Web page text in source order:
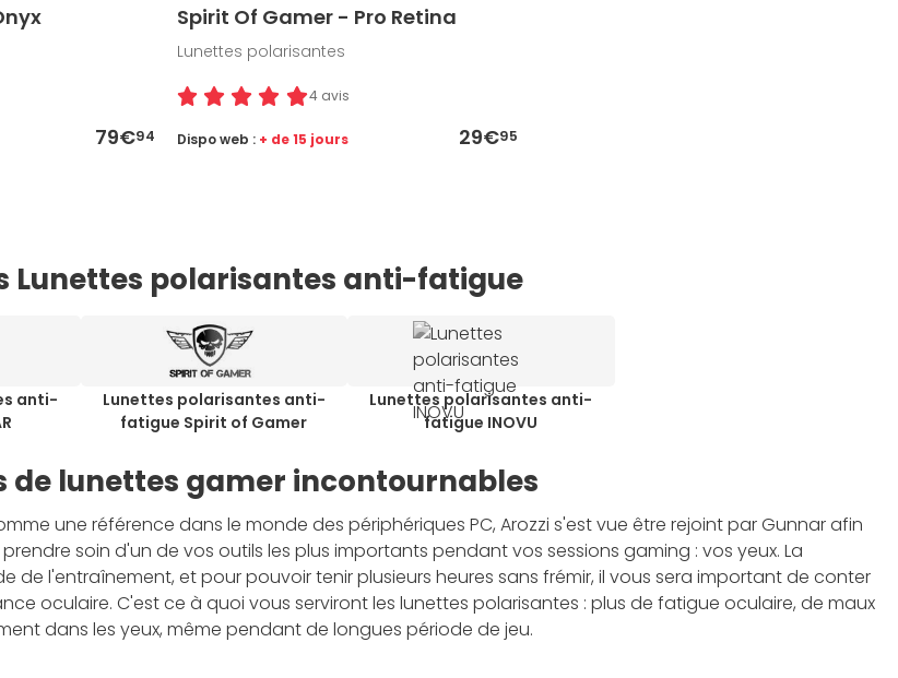
79€94
Spirit Of Gamer - Pro Retina
Lunettes polarisantes
4 avis
29€95
Dispo web : + de 15 jours
Lunettes polarisantes anti-fatigue
anti-
Lunettes polarisantes anti-
fatigue Spirit of Gamer
Lunettes polarisantes anti-
fatigue INOVU
de lunettes gamer incontournables
une référence dans le monde des périphériques PC, Arozzi s'est vue être rejoint par Gunnar afin
soin d'un de vos outils les plus importants pendant vos sessions gaming : vos yeux. La
de l'entraînement, et pour pouvoir tenir plusieurs heures sans frémir, il vous sera important de conter
oculaire. C'est ce à quoi vous serviront les lunettes polarisantes : plus de fatigue oculaire, de maux
dans les yeux, même pendant de longues période de jeu.